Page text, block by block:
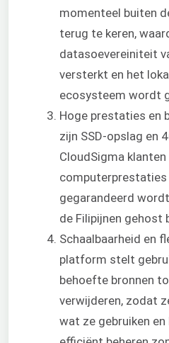
momenteel buiten
terug te keren,
datasoevereiniteit
versterkt en het
ecosysteem wordt
Hoge prestaties en
zijn SSD-opslag en
CloudSigma
gegarandeerd
de Filipijnen gehost
Schaalbaarheid en
platform stelt
behoefte bronnen
verwijderen, zodat
wat ze gebruiken